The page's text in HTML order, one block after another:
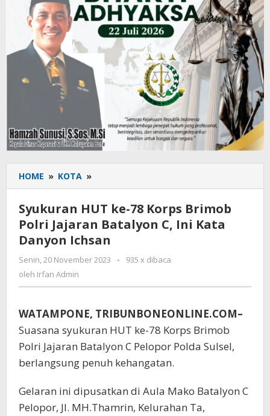
HOME » KOTA »
HUT
78
Korps
Brimob
Jajaran
C,
Kata
Danyon
Ichsan
Syukuran HUT ke-78 Korps Brimob
Polri Jajaran Batalyon C, Ini Kata
Danyon Ichsan
Senin, 20 November 2023
oleh
-
935 x dibaca
oleh Irfan Admin
WATAMPONE, TRIBUNBONEONLINE.COM–
Suasana syukuran HUT ke-78 Korps Brimob
Polri Jajaran Batalyon C Pelopor Polda Sulsel,
berlangsung penuh kehangatan.
Gelaran ini dipusatkan di Aula Mako Batalyon C
Pelopor, Jl. MH.Thamrin, Kelurahan Ta,